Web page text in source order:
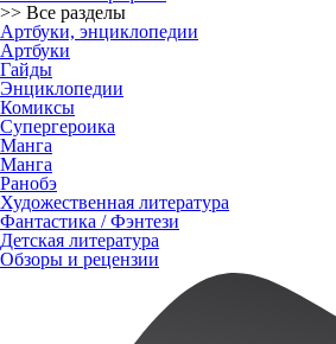
>> Все разделы
Артбуки, энциклопедии
Артбуки
Гайды
Энциклопедии
Комиксы
Супергероика
Манга
Манга
Ранобэ
Художественная литература
Фантастика / Фэнтези
Детская литература
Обзоры и рецензии